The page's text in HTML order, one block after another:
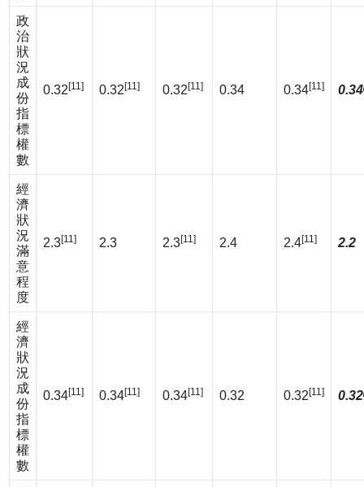
政
治
狀
況
成
份
指
標
權
數
0.32 [11] 0.32 [11] 0.32 [11] 0.34 0.34[11] 0.34
經
濟
狀
況
滿
意
程
度
2.3[11] 2.3 2.3[11] 2.4 2.4[11] 2.2
經
濟
狀
況
成
份
指
標
權
數
0.34[11] 0.34[11] 0.34[11] 0.32 0.32 [11] 0.32